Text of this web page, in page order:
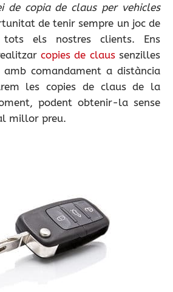
de copia de claus per vehicles
de tenir sempre un joc de
els nostres clients. Ens
copies de claussenzilles
comandament a distància
les copies de claus de la
podent obtenir-la sense
millor preu.